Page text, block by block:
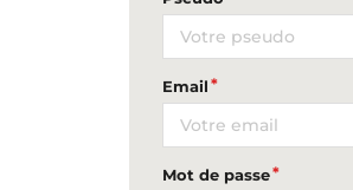
Email
Mot de passe